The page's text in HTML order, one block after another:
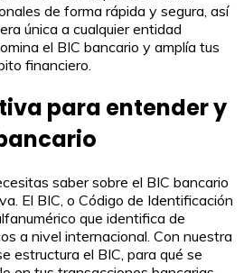
de forma rápida y segura, así
única a cualquier entidad
el BIC bancario y amplía tus
financiero.
para entender y
saber sobre el BIC bancario
El BIC, o Código de Identificación
que identifica de
a nivel internacional. Con nuestra
estructura el BIC, para qué se